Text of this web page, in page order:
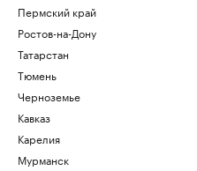
Пермский край
Ростов-на-Дону
Татарстан
Тюмень
Черноземье
Кавказ
Карелия
Мурманск